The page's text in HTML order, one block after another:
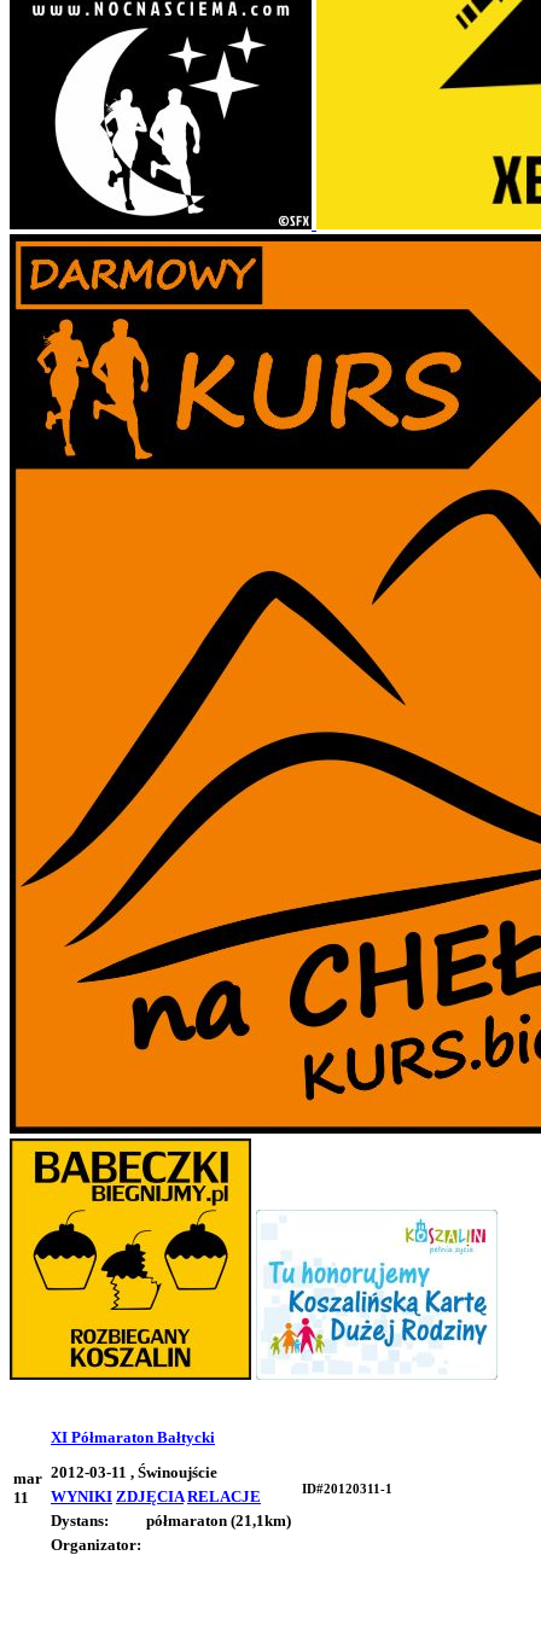
mar
11
XI Półmaraton Bałtycki
2012-03-11 , Świnoujście
WYNIKI ZDJĘCIA RELACJE
Dystans:
półmaraton (21,1km)
Organizator:
ID#20120311-1